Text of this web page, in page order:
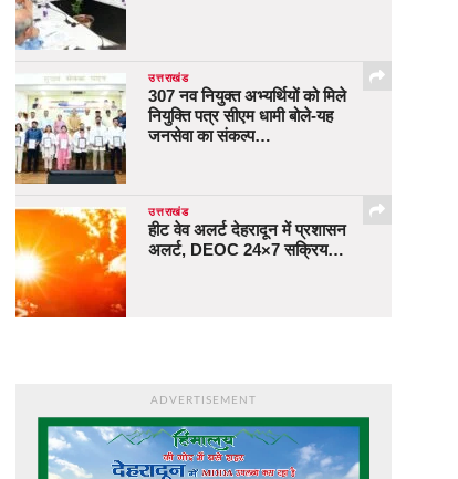
उत्तराखंड
307 नव नियुक्त अभ्यर्थियों को मिले
नियुक्ति पत्र सीएम धामी बोले-यह
जनसेवा का संकल्प…
उत्तराखंड
हीट वेव अलर्ट देहरादून में प्रशासन
अलर्ट, DEOC 24×7 सक्रिय…
ADVERTISEMENT